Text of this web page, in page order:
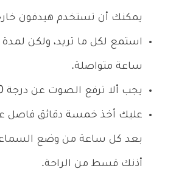
يمكنك أن تستخدم هيدفون
استمع لكل ما تريد، ولكن لمدة
ساعة متواصلة.
يجب ألا ترفع الصوت عن درجة 80 ديسيبل.
عليك أخذ خمسة دقائق فاصل
بعد كل ساعة من وضع
أذنك قسط من الراحة.